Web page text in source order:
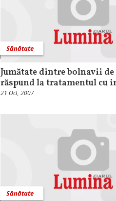
Sănătate
Jumătate dintre bolnavii
răspund la tratamentul cu
21 Oct, 2007
Sănătate